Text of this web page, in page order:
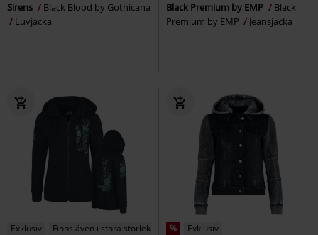
Sirens
Black Blood by Gothicana
Luvjacka
Black Premium by EMP
Black
Premium by EMP
Jeansjacka
Exklusiv
Finns även i stora storlekar
% Exklusiv